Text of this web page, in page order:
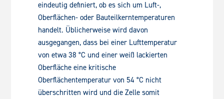
eindeutig definiert, ob es sich um Luft-,
Oberflächen- oder Bauteilkerntemperaturen
handelt. Üblicherweise wird davon
ausgegangen, dass bei einer Lufttemperatur
von etwa 38 °C und einer weiß lackierten
Oberfläche eine kritische
Oberflächentemperatur von 54 °C nicht
überschritten wird und die Zelle somit